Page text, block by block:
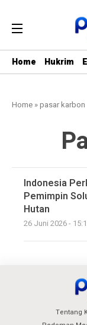
Home Hukrim
Home »pasar karbon
Indonesia
Pemimpin
Hutan
26 Juni 2026 -
Tentang